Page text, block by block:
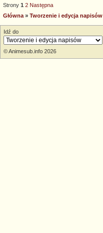
Strony 1 2 Następna
Główna » Tworzenie i edycja napisów
Idź do
© Animesub.info 2026